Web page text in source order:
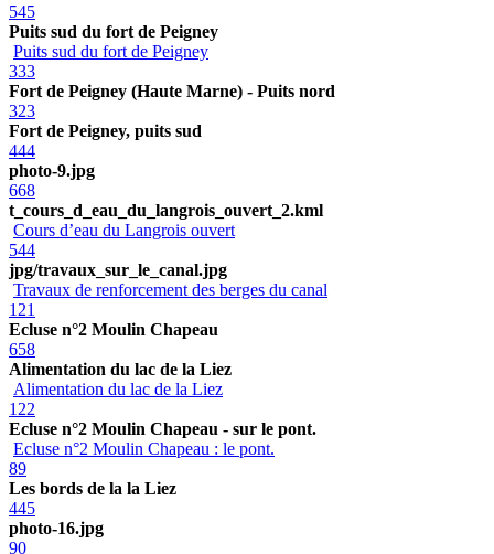
545
Puits sud du fort de Peigney
Puits sud du fort de Peigney
333
Fort de Peigney (Haute Marne) - Puits nord
323
Fort de Peigney, puits sud
444
photo-9.jpg
668
t_cours_d_eau_du_langrois_ouvert_2.kml
Cours d’eau du Langrois ouvert
544
jpg/travaux_sur_le_canal.jpg
Travaux de renforcement des berges du canal
121
Ecluse n°2 Moulin Chapeau
658
Alimentation du lac de la Liez
Alimentation du lac de la Liez
122
Ecluse n°2 Moulin Chapeau - sur le pont.
Ecluse n°2 Moulin Chapeau : le pont.
89
Les bords de la la Liez
445
photo-16.jpg
90